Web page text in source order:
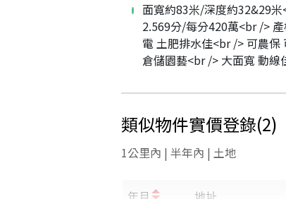
面寬約83米/深度約32&29
2.569分/每分420萬<br />
電 土肥排水佳<br /> 可農保
倉儲園藝<br /> 大面寬 動線
類似物件實價登錄(2)
1公里內 | 半年內 | 土地